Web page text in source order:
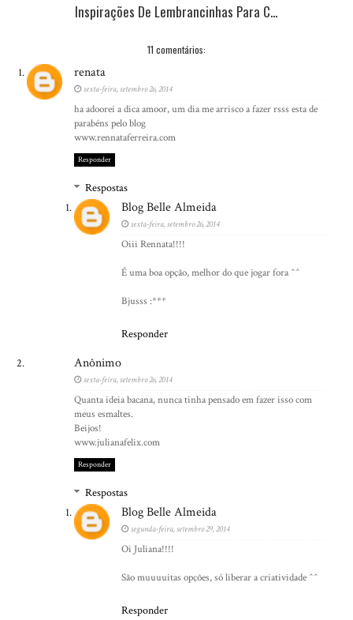
Inspirações De Lembrancinhas Para C...
11 comentários:
renata
sexta-feira, setembro 26, 2014
ha adoorei a dica amoor, um dia me arrisco a fazer rsss esta de
parabéns pelo blog
www.rennataferreira.com
Responder
Respostas
Blog Belle Almeida
sexta-feira, setembro 26, 2014
Oiii Rennata!!!!
É uma boa opção, melhor do que jogar fora ^^
Bjusss :***
Responder
Anônimo
sexta-feira, setembro 26, 2014
Quanta ideia bacana, nunca tinha pensado em fazer isso com
meus esmaltes.
Beijos!
www.julianafelix.com
Responder
Respostas
Blog Belle Almeida
segunda-feira, setembro 29, 2014
Oi Juliana!!!!
São muuuuitas opções, só liberar a criatividade ^^
Responder